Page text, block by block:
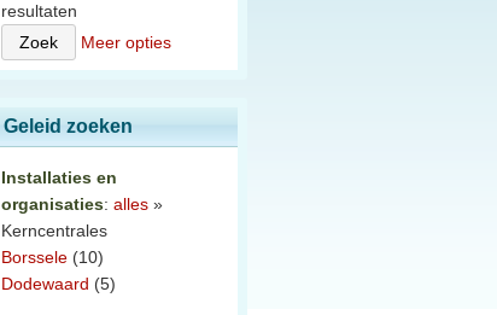
resultaten
Meer opties
Geleid zoeken
Installaties en
organisaties: alles »
Kerncentrales
Borssele (10)
Dodewaard (5)